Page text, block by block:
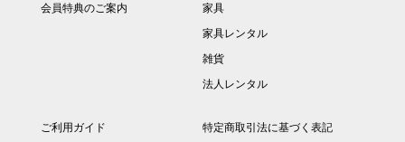
会員特典のご案内
家具
家具レンタル
雑貨
法人レンタル
ご利用ガイド
特定商取引法に基づく表記